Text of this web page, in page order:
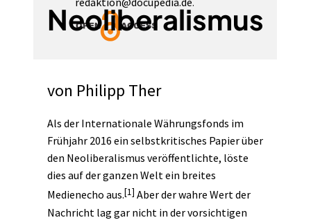
Neoliberalismus
von Philipp Ther
Als der Internationale Währungsfonds im
Frühjahr 2016 ein selbstkritisches Papier über
den Neoliberalismus veröffentlichte, löste
dies auf der ganzen Welt ein breites
Medienecho aus.[1] Aber der wahre Wert der
Nachricht lag gar nicht in der vorsichtigen